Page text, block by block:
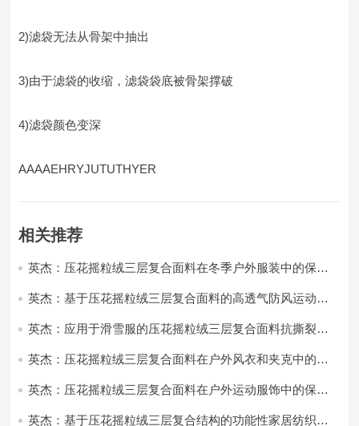
2)滤袋无法从骨架中抽出
3)由于滤袋的收缩，滤袋袋底被骨架撑破
4)滤袋颜色变深
AAAAEHRYJUTUTHYER
相关推荐
英杰：压花摇粒绒三层复合面料在冬季户外服装中的保暖
英杰：基于压花摇粒绒三层复合面料的高透气防风运动服
英杰：应用于滑雪服的压花摇粒绒三层复合面料抗撕裂与
英杰：压花摇粒绒三层复合面料在户外风衣和夹克中的应
英杰：压花摇粒绒三层复合面料在户外运动服饰中的保暖
英杰：基于压花摇粒绒三层复合结构的功能性家居纺织品